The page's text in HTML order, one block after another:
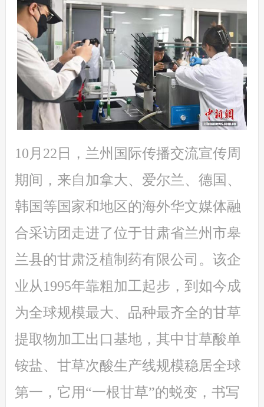
10月22日，兰州国际传播交流宣传周
期间，来自加拿大、爱尔兰、德国、
韩国等国家和地区的海外华文媒体融
合采访团走进了位于甘肃省兰州市皋
兰县的甘肃泛植制药有限公司。该企
业从1995年靠粗加工起步，到如今成
为全球规模最大、品种最齐全的甘草
提取物加工出口基地，其中甘草酸单
铵盐、甘草次酸生产线规模稳居全球
第一，它用“一根甘草”的蜕变，书写